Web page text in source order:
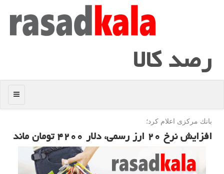
رصد كالا
منو
بانك مركزی اعلام كرد؛
افزایش نرخ ۲۰ ارز رسمی، دلار ۴۲۰۰ تومان ماند